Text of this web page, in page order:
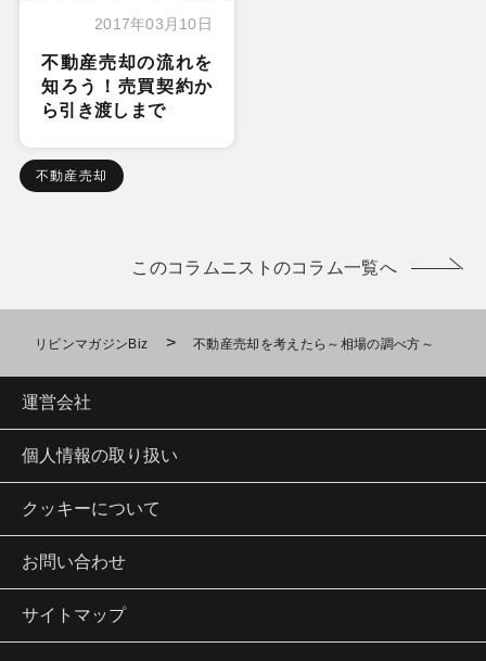
2017年03月10日
不動産売却の流れを
知ろう！売買契約か
ら引き渡しまで
不動産売却
このコラムニストのコラム一覧へ
リビンマガジンBiz > 不動産売却を考えたら～相場の調べ方～
運営会社
個人情報の取り扱い
クッキーについて
お問い合わせ
サイトマップ